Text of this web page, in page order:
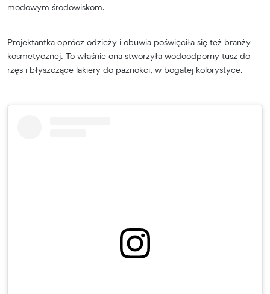
modowym środowiskom.
Projektantka oprócz odzieży i obuwia poświęciła się też branży
kosmetycznej. To właśnie ona stworzyła wodoodporny tusz do
rzęs i błyszczące lakiery do paznokci, w bogatej kolorystyce.